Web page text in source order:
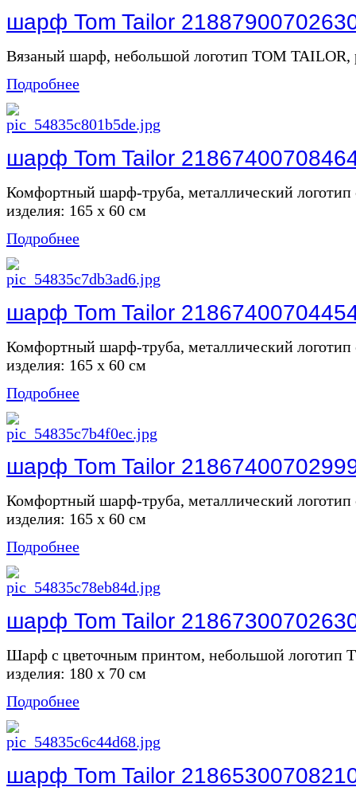
шарф Tom Tailor
Вязаный шарф, небольшой логотип TOM TAILOR,
Подробнее
шарф Tom Tailor
Комфортный шарф-труба, металлический логотип
изделия: 165 х 60 см
Подробнее
шарф Tom Tailor
Комфортный шарф-труба, металлический логотип
изделия: 165 х 60 см
Подробнее
шарф Tom Tailor
Комфортный шарф-труба, металлический логотип
изделия: 165 х 60 см
Подробнее
шарф Tom Tailor
Шарф с цветочным принтом, небольшой логотип
изделия: 180 х 70 см
Подробнее
шарф Tom Tailor